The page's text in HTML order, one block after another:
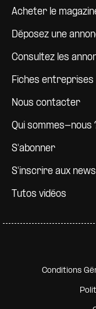
Pied de page
Acheter le
Déposez une
Consultez les
Fiches entreprises
Nous contacter
Qui sommes-nous
S'abonner
S'inscrire aux
Tutos vidéos
Pied de
Conditions